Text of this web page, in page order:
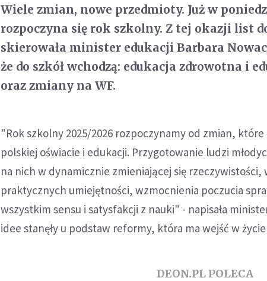
Wiele zmian, nowe przedmioty. Już w
rozpoczyna się rok szkolny. Z tej okazji list
skierowała minister edukacji Barbara
że do szkół wchodzą: edukacja zdrowotna i
oraz zmiany na WF.
"Rok szkolny 2025/2026 rozpoczynamy od zmian,
polskiej oświacie i edukacji. Przygotowanie ludzi
na nich w dynamicznie zmieniającej się rzeczywistości,
praktycznych umiejętności, wzmocnienia poczucia
wszystkim sensu i satysfakcji z nauki" - napisała
idee stanęły u podstaw reformy, która ma wejść w życie
DEON.PL POLECA